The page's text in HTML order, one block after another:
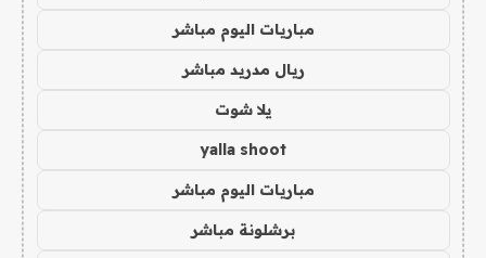
مباريات اليوم مباشر
ريال مدريد مباشر
يلا شوت
yalla shoot
مباريات اليوم مباشر
برشلونة مباشر